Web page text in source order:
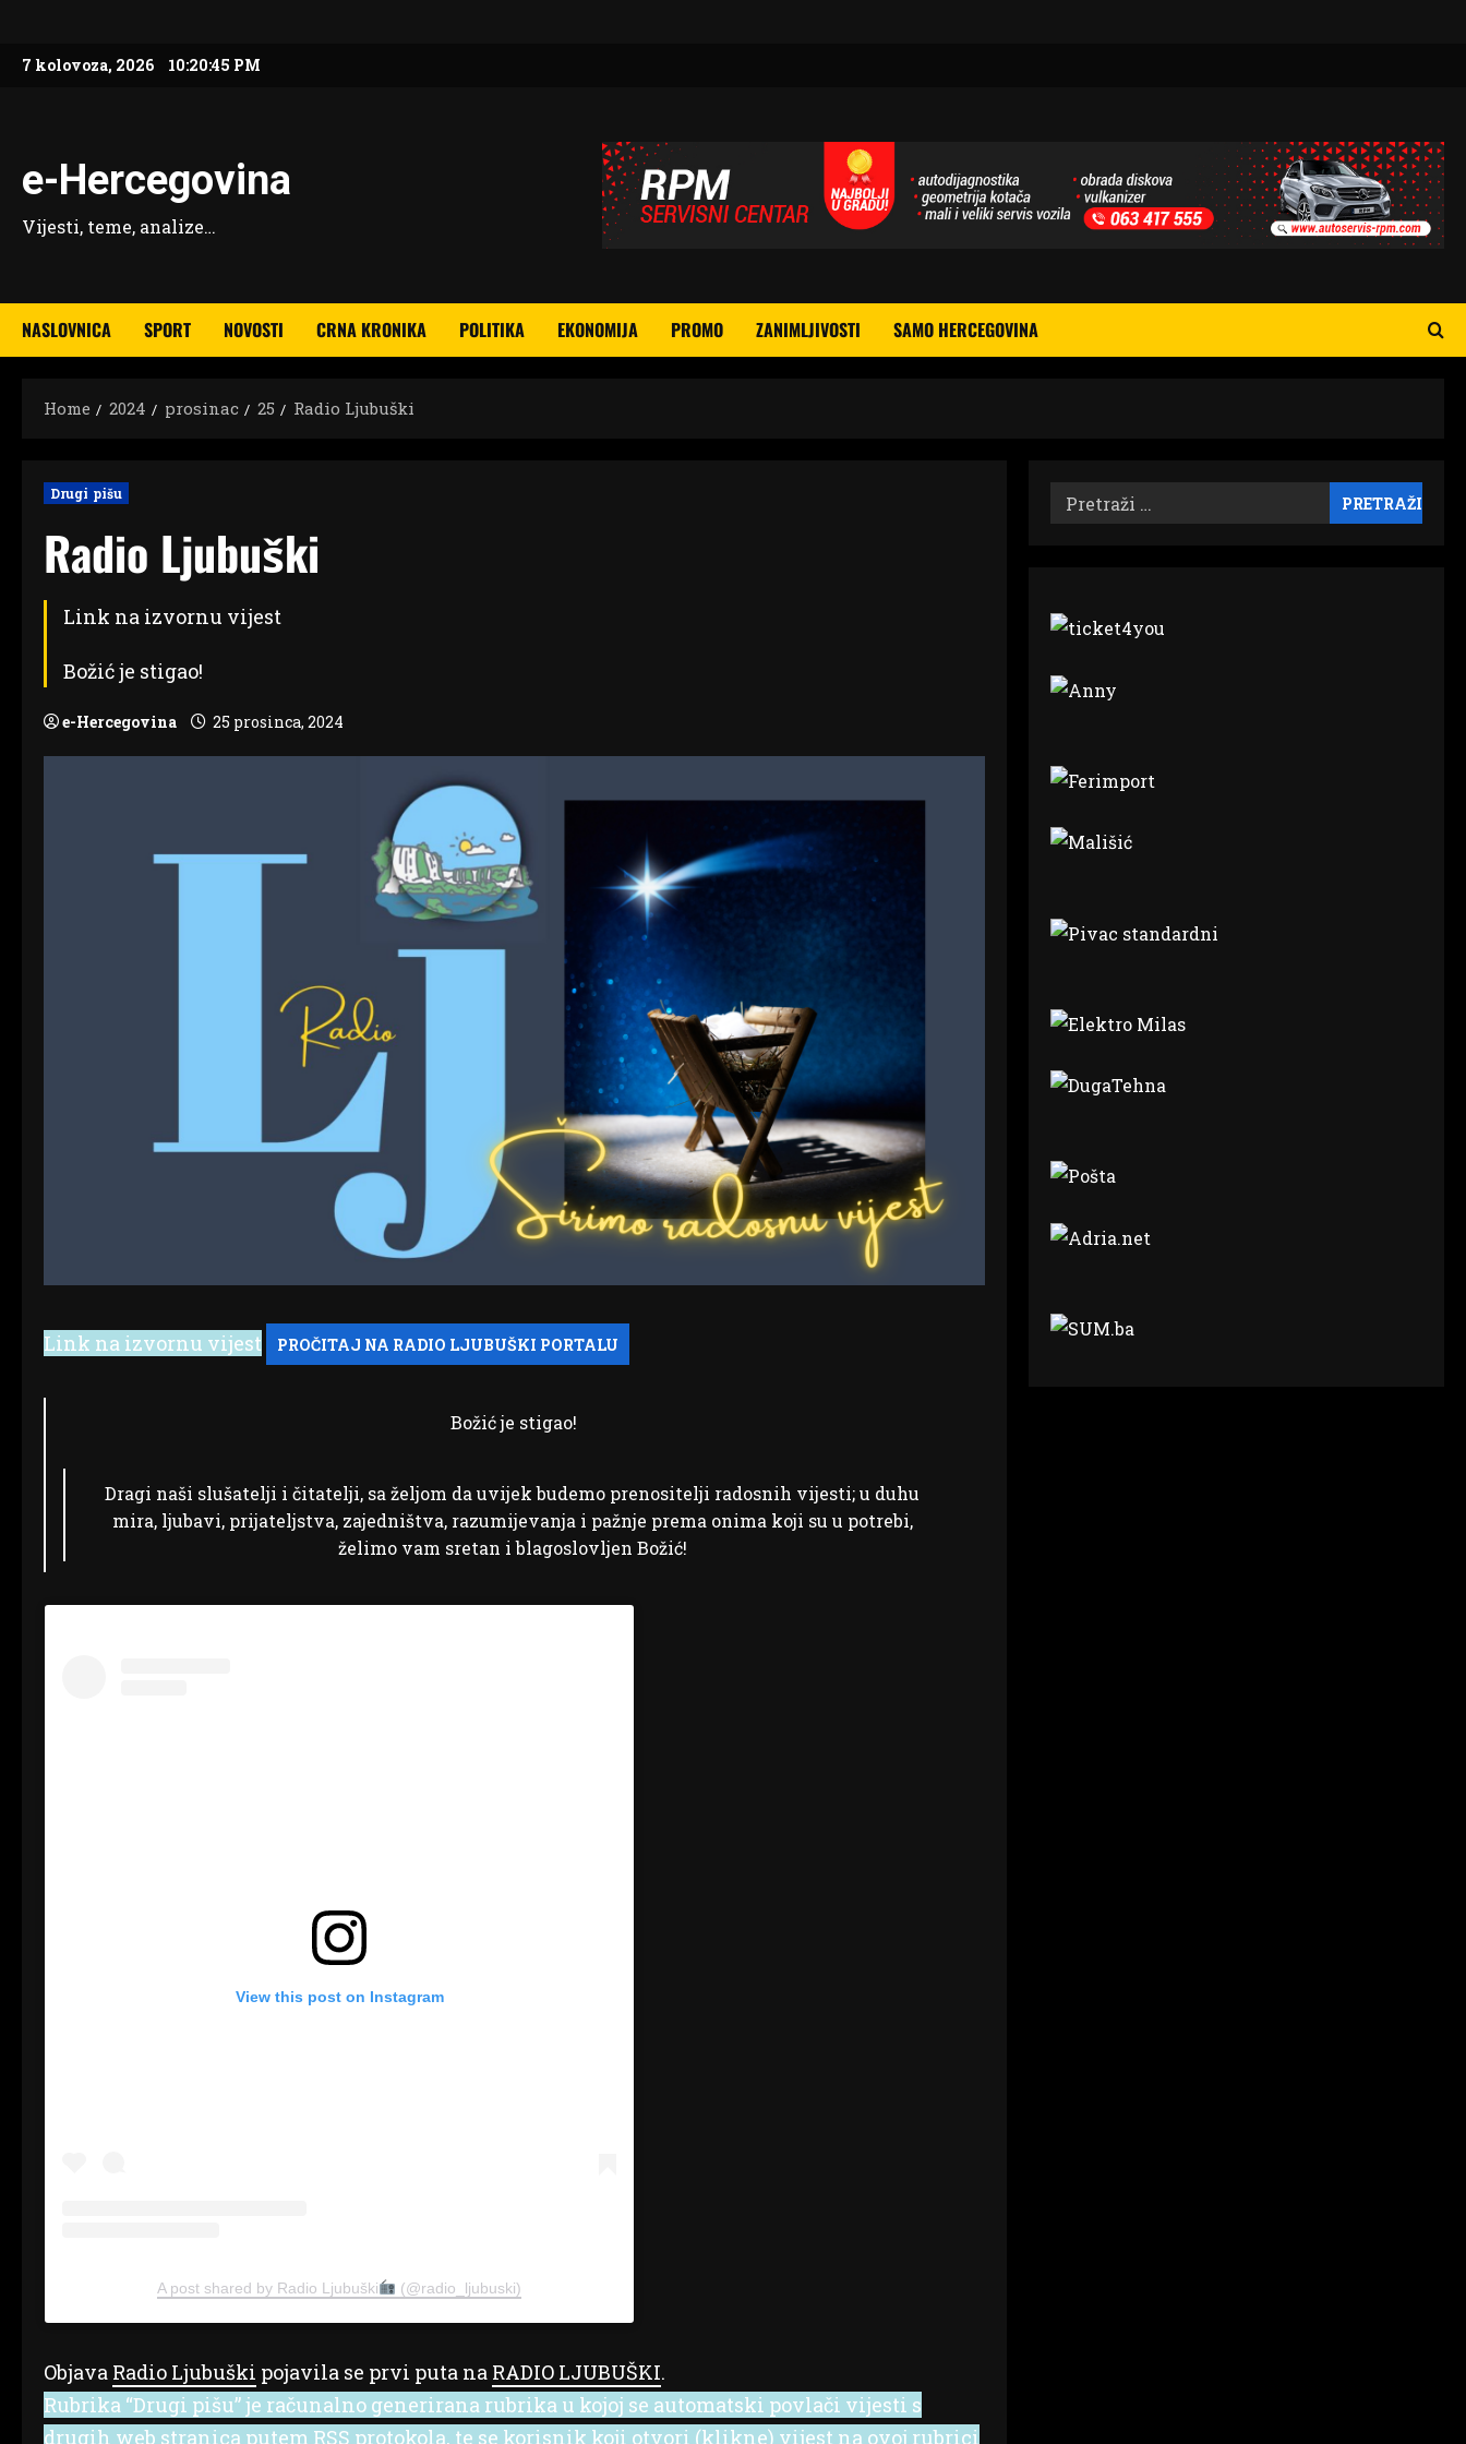
content
7 kolovoza, 2026 10:20:45 PM
e-Hercegovina
Vijesti, teme, analize…
NASLOVNICA SPORT NOVOSTI CRNA KRONIKA POLITIKA EKONOMIJA PROMO ZANIMLJIVOSTI SAMO HERCEGOVINA
Home 2024 prosinac 25 Radio Ljubuški
Drugi pišu
Radio Ljubuški
Link na izvornu vijest
Božić je stigao!
e-Hercegovina 25 prosinca, 2024
Link na izvornu vijest
Božić je stigao!
Dragi naši slušatelji i čitatelji, sa željom da uvijek budemo prenositelji radosnih vijesti; u duhu
mira, ljubavi, prijateljstva, zajedništva, razumijevanja i pažnje prema onima koji su u potrebi,
želimo vam sretan i blagoslovljen Božić!
View this post on Instagram
A post shared by Radio Ljubuški (@radio_ljubuski)
Objava Radio Ljubuški pojavila se prvi puta na RADIO LJUBUŠKI.
Rubrika “Drugi pišu” je računalno generirana rubrika u kojoj se automatski povlači vijesti s
drugih web stranica putem RSS protokola, te se korisnik koji otvori (klikne) vijest na ovoj rubrici
Pretraži: